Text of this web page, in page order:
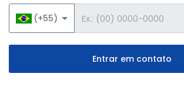
(+55)
Entrar em contato